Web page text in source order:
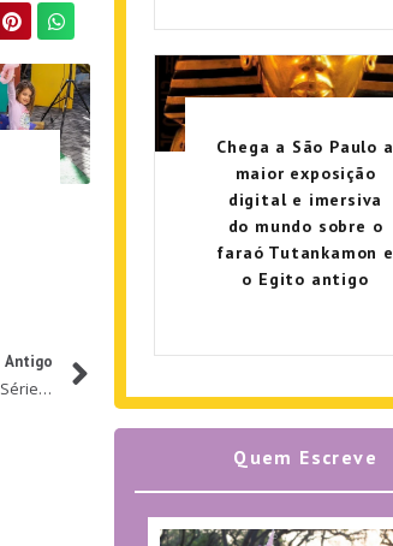
Antigo
‘O Patinho Feio’ será tema de espetáculo inédito da Série Aprendiz de Maestro
Chega a São Paulo a
maior exposição
digital e imersiva
do mundo sobre o
faraó Tutankamon e
o Egito antigo
Quem Escreve